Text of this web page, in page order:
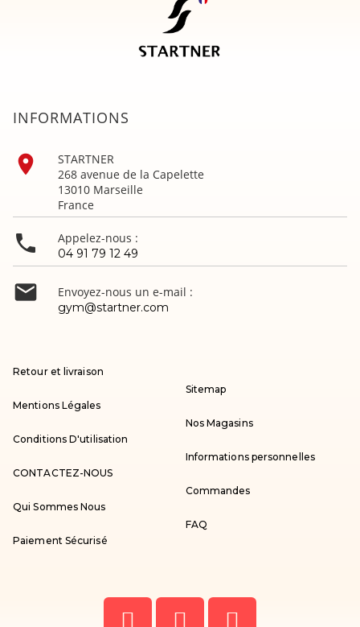
INFORMATIONS

STARTNER
268 avenue de la Capelette
13010 Marseille
France
 Appelez-nous :
04 91 79 12 49
 Envoyez-nous un e-mail :
gym@startner.com
Retour et livraison
Mentions Légales
Conditions D'utilisation
CONTACTEZ-NOUS
Qui Sommes Nous
Paiement Sécurisé
Sitemap
Nos Magasins
Informations personnelles
Commandes
FAQ